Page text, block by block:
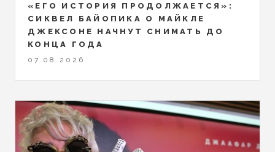
«ЕГО ИСТОРИЯ ПРОДОЛЖАЕТСЯ»:
СИКВЕЛ БАЙОПИКА О МАЙКЛЕ
ДЖЕКСОНЕ НАЧНУТ СНИМАТЬ ДО
КОНЦА ГОДА
07.08.2026